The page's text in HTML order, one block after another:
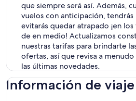
que siempre será así. Además,
vuelos con anticipación, tendrás
evitarás quedar atrapado ¡en
de en medio! Actualizamos
nuestras tarifas para brindarte
ofertas, así que revisa a
las últimas novedades.
Información de viaje